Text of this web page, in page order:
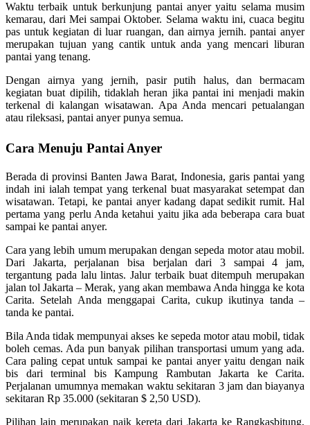
Waktu terbaik untuk berkunjung pantai anyer yaitu selama musim
kemarau, dari Mei sampai Oktober. Selama waktu ini, cuaca begitu
pas untuk kegiatan di luar ruangan, dan airnya jernih. pantai anyer
merupakan tujuan yang cantik untuk anda yang mencari liburan
pantai yang tenang.
Dengan airnya yang jernih, pasir putih halus, dan bermacam
kegiatan buat dipilih, tidaklah heran jika pantai ini menjadi makin
terkenal di kalangan wisatawan. Apa Anda mencari petualangan
atau rileksasi, pantai anyer punya semua.
Cara Menuju Pantai Anyer
Berada di provinsi Banten Jawa Barat, Indonesia, garis pantai yang
indah ini ialah tempat yang terkenal buat masyarakat setempat dan
wisatawan. Tetapi, ke pantai anyer kadang dapat sedikit rumit. Hal
pertama yang perlu Anda ketahui yaitu jika ada beberapa cara buat
sampai ke pantai anyer.
Cara yang lebih umum merupakan dengan sepeda motor atau mobil.
Dari Jakarta, perjalanan bisa berjalan dari 3 sampai 4 jam,
tergantung pada lalu lintas. Jalur terbaik buat ditempuh merupakan
jalan tol Jakarta – Merak, yang akan membawa Anda hingga ke kota
Carita. Setelah Anda menggapai Carita, cukup ikutinya tanda –
tanda ke pantai.
Bila Anda tidak mempunyai akses ke sepeda motor atau mobil, tidak
boleh cemas. Ada pun banyak pilihan transportasi umum yang ada.
Cara paling cepat untuk sampai ke pantai anyer yaitu dengan naik
bis dari terminal bis Kampung Rambutan Jakarta ke Carita.
Perjalanan umumnya memakan waktu sekitaran 3 jam dan biayanya
sekitaran Rp 35.000 (sekitaran $ 2,50 USD).
Pilihan lain merupakan naik kereta dari Jakarta ke Rangkasbitung,